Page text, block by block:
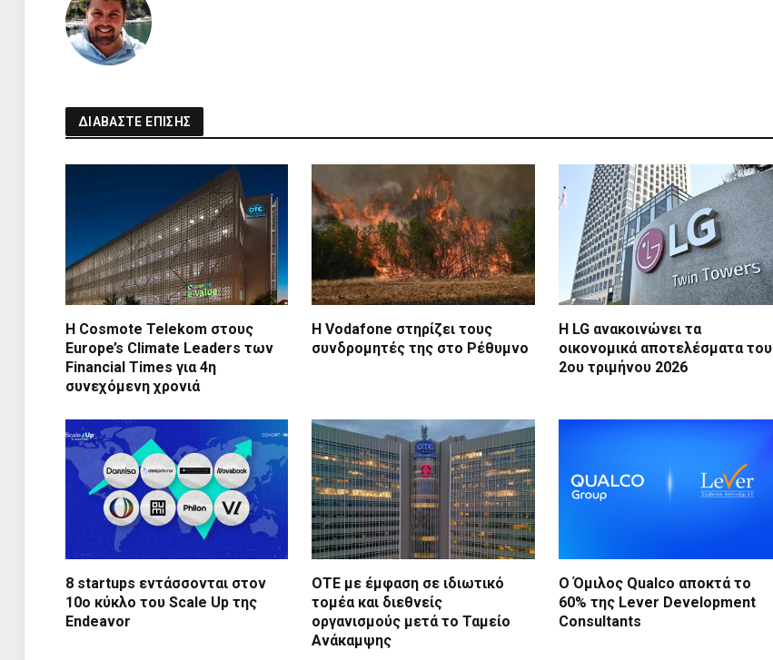
ΔΙΑΒΑΣΤΕ ΕΠΙΣΗΣ
Η Cosmote Telekom στους
Europe’s Climate Leaders των
Financial Times για 4η
συνεχόμενη χρονιά
Η Vodafone στηρίζει τους
συνδρομητές της στο Ρέθυμνο
Η LG ανακοινώνει τα
οικονομικά αποτελέσματα του
2ου τριμήνου 2026
8 startups εντάσσονται στον
10ο κύκλο του Scale Up της
Endeavor
ΟΤΕ με έμφαση σε ιδιωτικό
τομέα και διεθνείς
οργανισμούς μετά το Ταμείο
Ανάκαμψης
Ο Όμιλος Qualco αποκτά το
60% της Lever Development
Consultants